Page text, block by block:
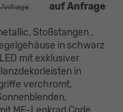
auf Anfrage
Stoßstangen ,
in schwarz
mit exklusiver
in
verchromt,